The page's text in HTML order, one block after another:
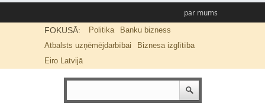
par mums
FOKUSĀ: Politika
Banku bizness
Atbalsts uzņēmējdarbībai
Biznesa izglītība
Eiro Latvijā